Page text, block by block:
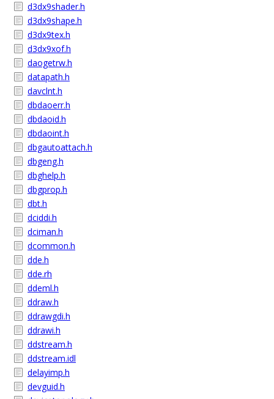
d3dx9shader.h
d3dx9shape.h
d3dx9tex.h
d3dx9xof.h
daogetrw.h
datapath.h
davclnt.h
dbdaoerr.h
dbdaoid.h
dbdaoint.h
dbgautoattach.h
dbgeng.h
dbghelp.h
dbgprop.h
dbt.h
dciddi.h
dciman.h
dcommon.h
dde.h
dde.rh
ddeml.h
ddraw.h
ddrawgdi.h
ddrawi.h
ddstream.h
ddstream.idl
delayimp.h
devguid.h